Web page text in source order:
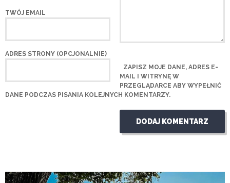
TWÓJ EMAIL
ADRES STRONY (OPCJONALNIE)
ZAPISZ MOJE DANE, ADRES E-
MAIL I WITRYNĘ W
PRZEGLĄDARCE ABY WYPEŁNIĆ
DANE PODCZAS PISANIA KOLEJNYCH KOMENTARZY.